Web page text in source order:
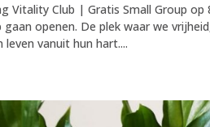
Vitality Club | Gratis Small Group
gaan openen. De plek waar we
leven vanuit hun hart....